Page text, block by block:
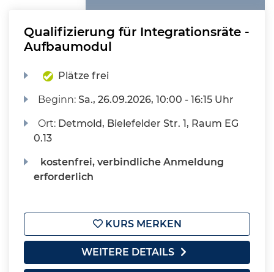
Qualifizierung für Integrationsräte -
Aufbaumodul
Plätze frei
Beginn:Sa., 26.09.2026, 10:00 - 16:15 Uhr
Ort: Detmold, Bielefelder Str. 1, Raum EG
0.13
kostenfrei, verbindliche Anmeldung
erforderlich
KURS MERKEN
WEITERE DETAILS